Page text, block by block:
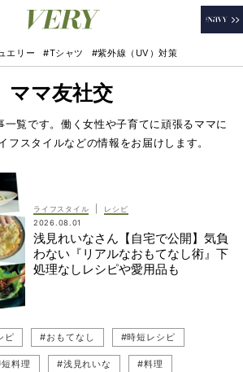
エリー #Tシャツ #紫外線（UV）対策
ママ友社交
一覧です。働く女性や子育てに頑張るママに
フスタイルなどの情報をお届けします。
ライフスタイル
レシピ
2026.08.01
浅見れいなさん【自宅で公開】気負
わない『リアルなおもてなし術』下
処理なしレシピや愛用品も
ピ #おもてなし #時短レシピ
料理 #浅見れいな #料理